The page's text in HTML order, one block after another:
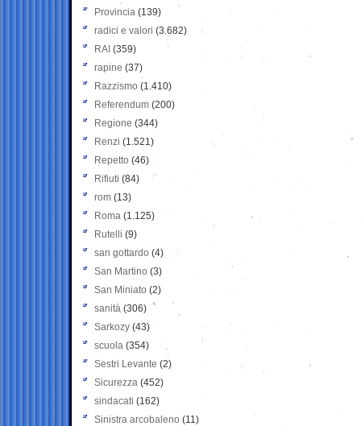
Provincia (139)
radici e valori (3.682)
RAI (359)
rapine (37)
Razzismo (1.410)
Referendum (200)
Regione (344)
Renzi (1.521)
Repetto (46)
Rifiuti (84)
rom (13)
Roma (1.125)
Rutelli (9)
san gottardo (4)
San Martino (3)
San Miniato (2)
sanità (306)
Sarkozy (43)
scuola (354)
Sestri Levante (2)
Sicurezza (452)
sindacati (162)
Sinistra arcobaleno (11)